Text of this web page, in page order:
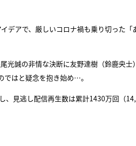
デアで、厳しいコロナ禍も乗り切った「
光誠の非情な決断に友野達樹（鈴鹿央士
ではと疑念を抱き始め…。
、見逃し配信再生数は累計1430万回（